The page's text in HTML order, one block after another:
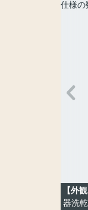
【外観
器洗